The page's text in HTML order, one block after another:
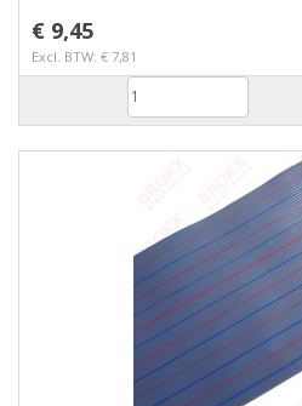
€ 9,45
Excl. BTW: € 7,81